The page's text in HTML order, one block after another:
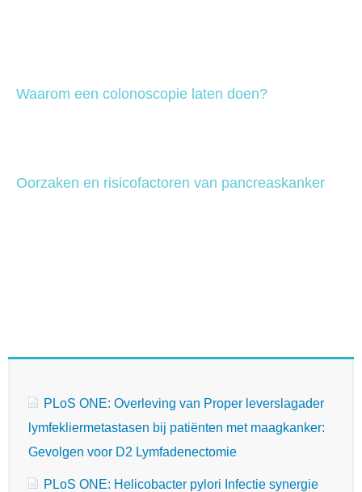
Waarom een ​​colonoscopie laten doen?
Oorzaken en risicofactoren van pancreaskanker
PLoS ONE: Overleving van Proper leverslagader
lymfekliermetastasen bij patiënten met maagkanker:
Gevolgen voor D2 Lymfadenectomie
PLoS ONE: Helicobacter pylori Infectie synergie